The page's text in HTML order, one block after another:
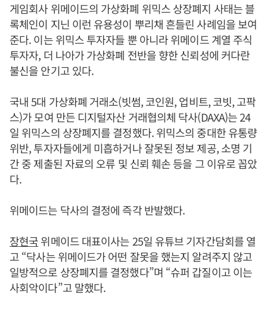
게임회사 위메이드의 가상화폐 위믹스 상장폐지 사태는 블
록체인이 지닌 이런 유용성이 뿌리채 흔들린 사례임을 보여
준다. 이는 위믹스 투자자들 뿐 아니라 위메이드 계열 주식
투자자, 더 나아가 가상화폐 전반을 향한 신뢰성에 커다란
불신을 안기고 있다.
국내 5대 가상화폐 거래소(빗썸, 코인원, 업비트, 코빗, 고팍
스)가 모여 만든 디지털자산 거래협의체 닥사(DAXA)는 24
일 위믹스의 상장폐지를 결정했다. 위믹스의 중대한 유통량
위반, 투자자들에게 미흡하거나 잘못된 정보 제공, 소명 기
간 중 제출된 자료의 오류 및 신뢰 훼손 등을 그 이유로 꼽았
다.
위메이드는 닥사의 결정에 즉각 반발했다.
장현국위메이드 대표이사는 25일 유튜브 기자간담회를 열
고 “닥사는 위메이드가 어떤 잘못을 했는지 알려주지 않고
일방적으로 상장폐지를 결정했다”며 “슈퍼 갑질이고 이는
사회악이다”고 말했다.